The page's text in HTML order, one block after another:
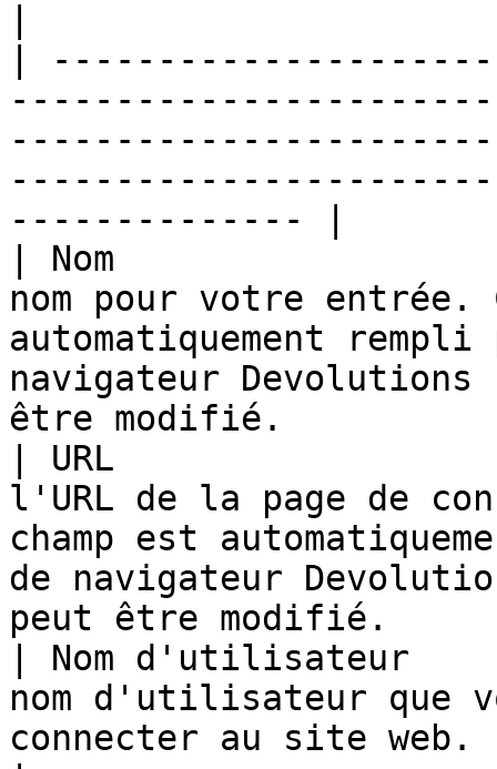
|
-------------- |
| Nom
nom pour votre entrée.
automatiquement
navigateur Devolutions
être modifié.
| URL
l'URL de la page de
champ est
de navigateur
peut être modifié.
| Nom d'utilisateur
nom d'utilisateur que
connecter au site web.